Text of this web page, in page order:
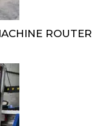
ROUTER